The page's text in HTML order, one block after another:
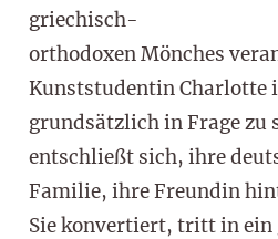
griechisch-
orthodoxen Mönches
Kunststudentin Charlotte
grundsätzlich in Frage zu
entschließt sich, ihre
Familie, ihre Freundin
Sie konvertiert, tritt in ein